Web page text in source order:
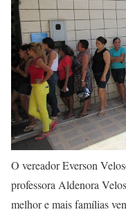
O vereador Everson
professora Aldenora
melhor e mais famílias